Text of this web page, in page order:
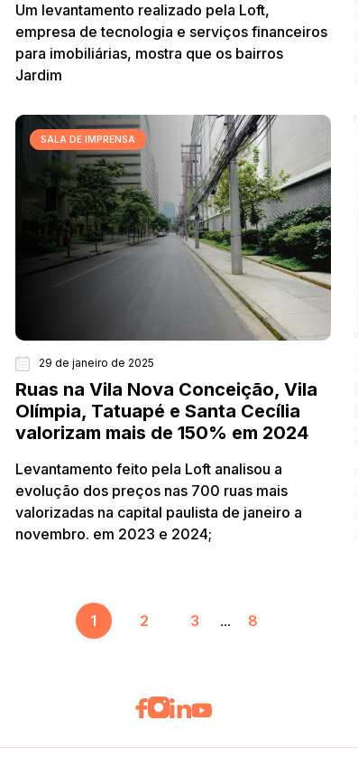
Um levantamento realizado pela Loft,
empresa de tecnologia e serviços financeiros
para imobiliárias, mostra que os bairros
Jardim
SALA DE IMPRENSA
29 de janeiro de 2025
Ruas na Vila Nova Conceição, Vila
Olímpia, Tatuapé e Santa Cecília
valorizam mais de 150% em 2024
Levantamento feito pela Loft analisou a
evolução dos preços nas 700 ruas mais
valorizadas na capital paulista de janeiro a
novembro. em 2023 e 2024;
1 2 3 ... 8